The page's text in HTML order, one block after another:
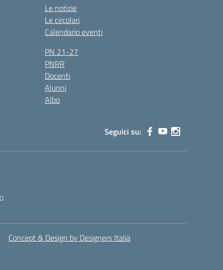
Le notizie
Le circolari
Calendario eventi
PN 21-27
PNRR
Docenti
Alunni
Albo
Seguici su:
Concept & Design by Designers Italia